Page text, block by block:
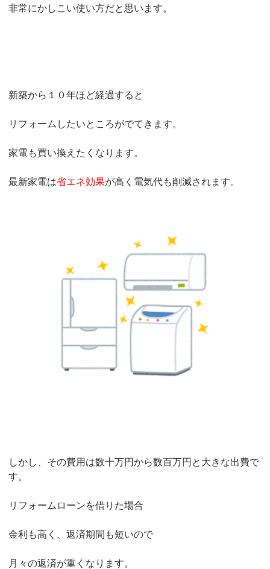
非常にかしこい使い方だと思います。
新築から１０年ほど経過すると
リフォームしたいところがでてきます。
家電も買い換えたくなります。
最新家電は省エネ効果が高く電気代も削減されます。
しかし、その費用は数十万円から数百万円と大きな出費で
す。
リフォームローンを借りた場合
金利も高く、返済期間も短いので
月々の返済が重くなります。